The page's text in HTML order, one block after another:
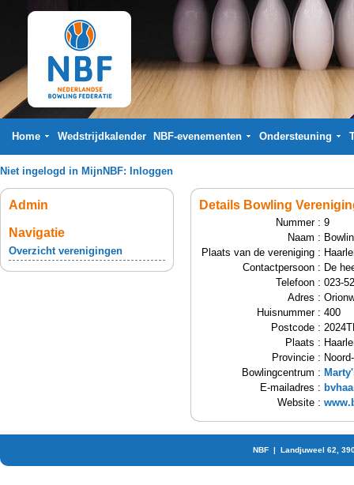
Home Wedstrijdkalender NBF-evenementen Ondersteuning
Niet ingelogd in MijnNBF: Inloggen
Admin
Navigatie
Overzicht verenigingen
Details Bowling
Nummer : 9
Naam :
Plaats van de vereniging :
Contactpersoon : De
Telefoon : 023-
Adres :
Huisnummer : 400
Postcode :
Plaats :
Provincie :
Bowlingcentrum :
E-mailadres :
Website :
NBF | Landjuweel 62,